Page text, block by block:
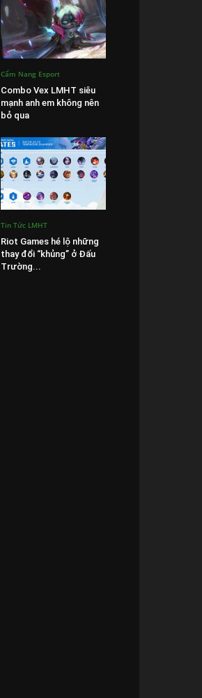
Cẩm Nang Esport
Combo Vex LMHT siêu
mạnh anh em không nên
bỏ qua
Tin Tức LMHT
Riot Games hé lộ những
thay đổi “khủng” ở Đấu
Trường...